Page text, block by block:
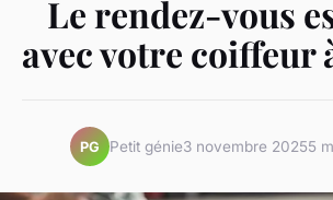
Le rendez-vous
avec votre coiffeur
PG Petit génie3 novembre 20255